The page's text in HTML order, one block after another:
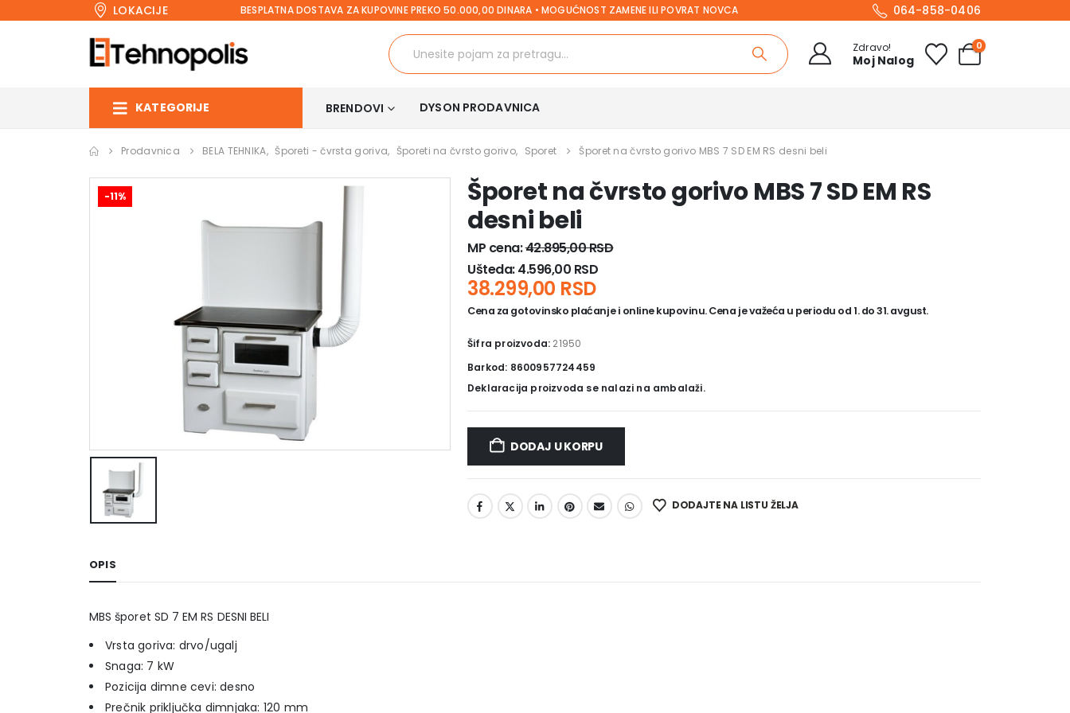
LOKACIJE BESPLATNA DOSTAVA ZA KUPOVINE PREKO 50.000,00 DINARA • MOGUĆNOST ZAMENE ILI POVRAT NOVCA 064-858-0406
Zdravo!
Moj Nalog
0
KATEGORIJE BRENDOVI DYSON PRODAVNICA
Prodavnica BELA TEHNIKA, Šporeti - čvrsta goriva, Šporeti na čvrsto gorivo, Sporet Šporet na čvrsto gorivo MBS 7 SD EM RS desni beli
-11%
Šporet na čvrsto gorivo MBS 7 SD EM RS
desni beli
MP cena:42.895,00RSD
Ušteda:4.596,00 RSD
38.299,00 RSD
Cena za gotovinsko plaćanje i online kupovinu. Cena je važeća u periodu od 1. do 31. avgust.
Šifra proizvoda: 21950
Barkod: 8600957724459
Deklaracija proizvoda se nalazi na ambalaži.
DODAJ U KORPU
DODAJTE NA LISTU ŽELJA
OPIS
MBS šporet SD 7 EM RS DESNI BELI
Vrsta goriva: drvo/ugalj
Snaga: 7 kW
Pozicija dimne cevi: desno
Prečnik priključka dimnjaka: 120 mm